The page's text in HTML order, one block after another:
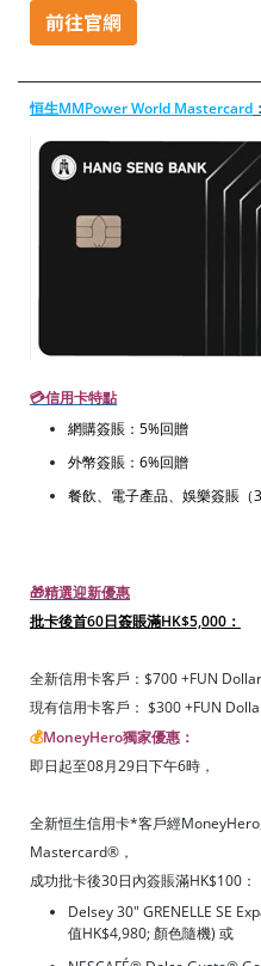
恒生MMPower World Mastercard
💳信用卡特點
網購簽賬：5%回贈
外幣簽賬：6%回贈
餐飲、電子產品、娛樂簽賬（
🎁精選迎新優惠
批卡後首60日簽賬滿HK$5,000：
全新信用卡客戶：$700 +FUN
現有信用卡客戶： $300 +FUN
💰MoneyHero獨家優惠：
即日起至08月29日下午6時，
全新恒生信用卡*客戶經
Mastercard®，
成功批卡後30日內簽賬滿HK$100：
Delsey 30" GRENELLE SE
值HK$4,980; 顏色隨機) 或